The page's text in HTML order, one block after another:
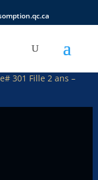
301 Fille 2 ans –